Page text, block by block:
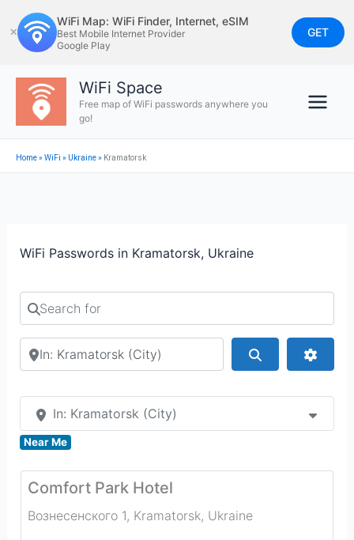
to
content
✕
WiFi Map: WiFi Finder, Internet, eSIM
Best Mobile Internet Provider
Google Play
GET
WiFi Space
Free map of WiFi passwords anywhere you
go!
Home»WiFi » Ukraine» Kramatorsk
WiFi Passwords in Kramatorsk, Ukraine
Search for
Search by city or country
In: Kramatorsk (City)
Near Me
Comfort Park Hotel
Вознесенского 1, Kramatorsk, Ukraine